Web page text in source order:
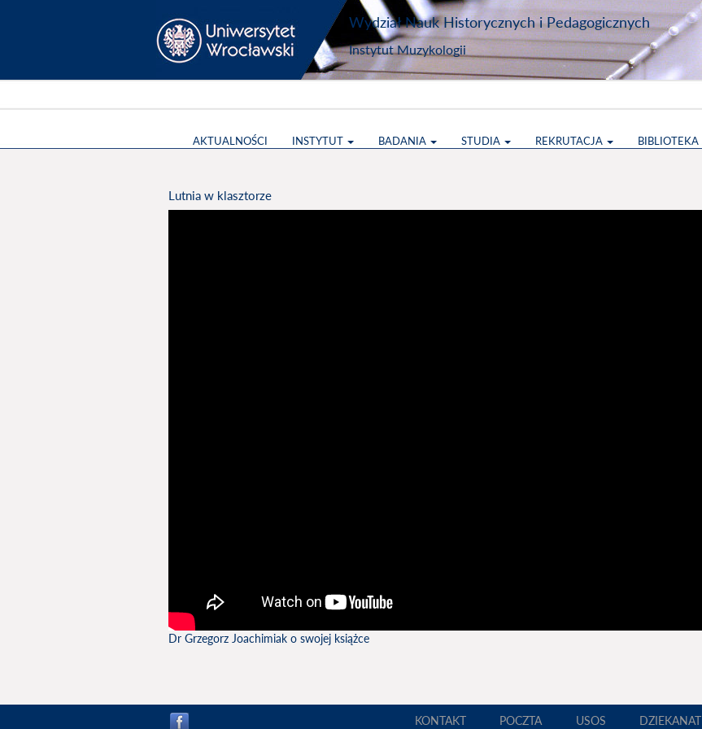
Wydział Nauk Historycznych i Pedagogicznych
Instytut Muzykologii
AKTUALNOŚCI INSTYTUT BADANIA STUDIA REKRUTACJA BIBLIOTEKA
Lutnia w klasztorze
Dr Grzegorz Joachimiak o swojej książce
KONTAKT POCZTA USOS DZIEKANAT